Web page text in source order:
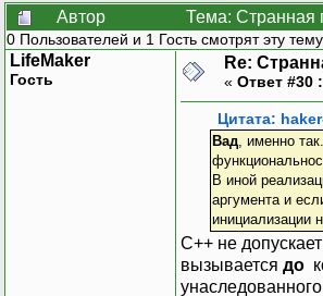
Автор
Тема: Странная
0 Пользователей и 1 Гость смотрят эту тему.
LifeMaker
Гость
Re:
« Ответ #30 :
Цитата:
Вад, именно
В иной
аргумента и
инициализации
С++ не
вызывается до